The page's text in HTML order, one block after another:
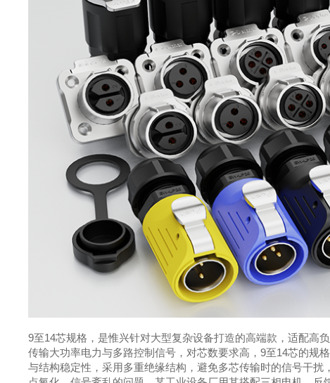
9至14芯规格，是惟兴针对大型复杂设备打造的高端款，适配高
传输大功率电力与多路控制信号，对芯数要求高，9至14芯的规
与结构稳定性，采用多重绝缘结构，避免多芯传输时的信号干